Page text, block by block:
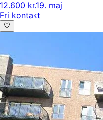
12.600 kr.19. maj
Fri kontakt